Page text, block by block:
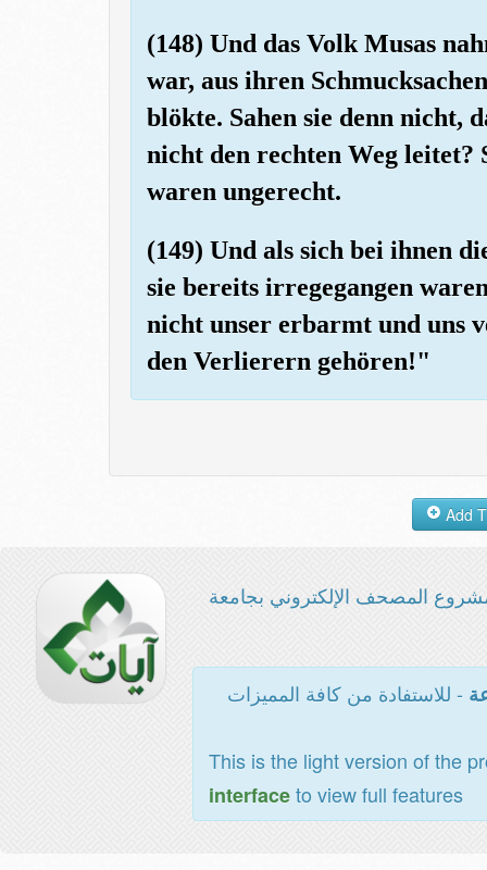
(148) Und das Volk Musas
war, aus ihren
blökte. Sahen sie denn nicht,
nicht den rechten Weg leitet?
waren ungerecht.
(149) Und als sich bei ihnen
sie bereits irregegangen
nicht unser erbarmt und uns
den Verlierern gehören!"
المصحف الإلكتروني بجامعة
- للاستفادة من كافة المميزات
This is the light version of the
interfaceto view full features